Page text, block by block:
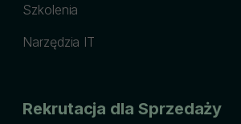
Szkolenia
Narzędzia IT
Rekrutacja dla Sprzedaży